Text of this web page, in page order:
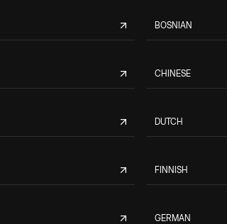
BOSNIAN
CHINESE
DUTCH
FINNISH
GERMAN